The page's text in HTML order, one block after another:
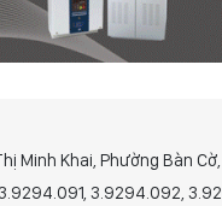
Minh Khai, Phường Bàn Cờ,
3.9294.092,